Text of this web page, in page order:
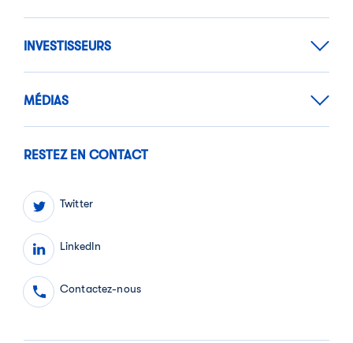
INVESTISSEURS
MÉDIAS
RESTEZ EN CONTACT
Twitter
LinkedIn
Contactez-nous